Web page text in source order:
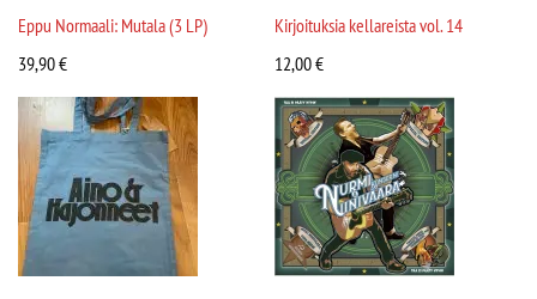
Eppu Normaali: Mutala (3 LP)
39,90€
Kirjoituksia kellareista vol. 14
12,00€